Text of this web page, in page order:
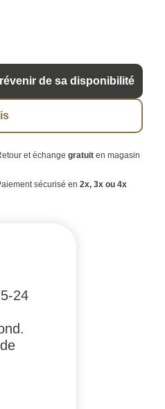
de sa disponibilité
et échange gratuiten magasin
sécurisé en 2x, 3x ou 4x
24